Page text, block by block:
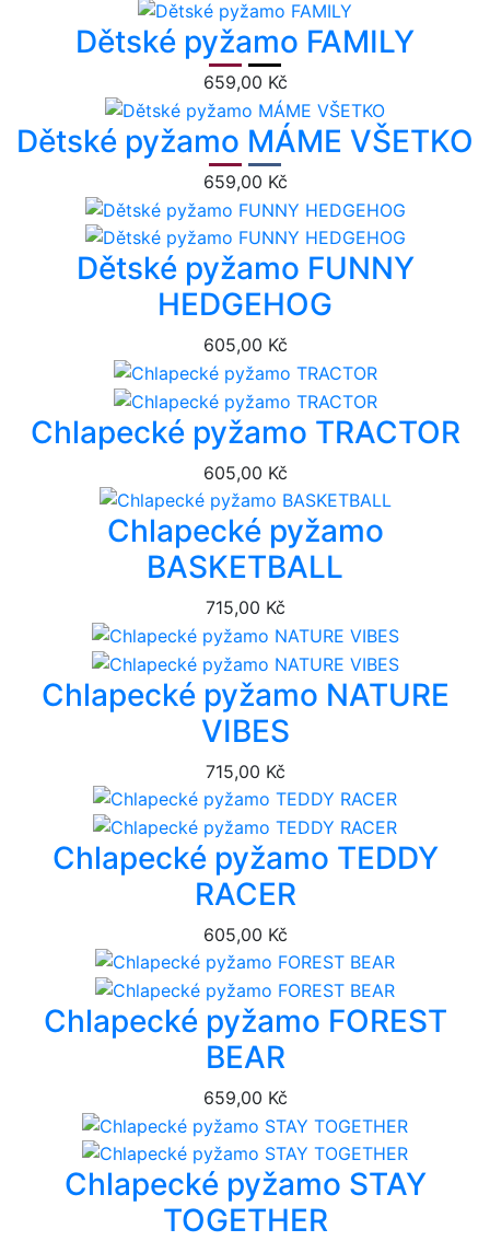
Dětské pyžamo FAMILY
659,00 Kč
Dětské pyžamo MÁME VŠETKO
659,00 Kč
Dětské pyžamo FUNNY
HEDGEHOG
605,00 Kč
Chlapecké pyžamo TRACTOR
605,00 Kč
Chlapecké pyžamo
BASKETBALL
715,00 Kč
Chlapecké pyžamo NATURE
VIBES
715,00 Kč
Chlapecké pyžamo TEDDY
RACER
605,00 Kč
Chlapecké pyžamo FOREST
BEAR
659,00 Kč
Chlapecké pyžamo STAY
TOGETHER